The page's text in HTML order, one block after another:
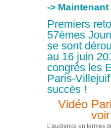
->
Premiers
57èmes
se sont
au 16 juin
congrès les
Paris-
succès !
Vidéo
L’audience en termes